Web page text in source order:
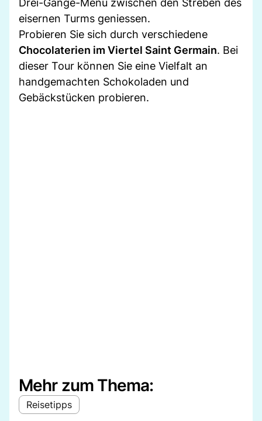
Drei-Gänge-Menü zwischen den Streben des
eisernen Turms geniessen.
Probieren Sie sich durch verschiedene
Chocolaterien im Viertel Saint Germain. Bei
dieser Tour können Sie eine Vielfalt an
handgemachten Schokoladen und
Gebäckstücken probieren.
Mehr zum Thema:
Reisetipps